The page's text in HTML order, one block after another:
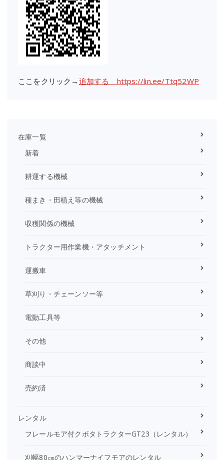
ここをクリック→ 追加する https://lin.ee/Ttq52WP
在庫一覧
新着
耕運する機械
種まき・田植え等の機械
収穫関係の機械
トラクター用作業機・アタッチメント
運搬車
草刈り・チェーンソー等
電動工具等
その他
商談中
売約済
レンタル
フレールモア付クボタトラクターGT23（レンタル）
刈幅80㎝のハンマーナイフモアのレンタル